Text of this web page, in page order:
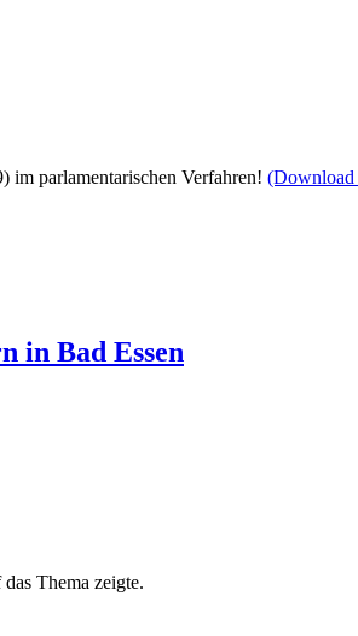
im parlamentarischen Verfahren! (Download
in Bad Essen
Thema zeigte.